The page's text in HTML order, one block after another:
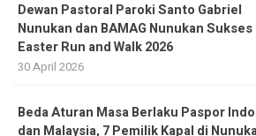
Dewan Pastoral Paroki Santo Gabriel
Nunukan dan BAMAG Nunukan Sukses
Easter Run and Walk 2026
30 April 2026
Beda Aturan Masa Berlaku Paspor
dan Malaysia, 7 Pemilik Kapal di